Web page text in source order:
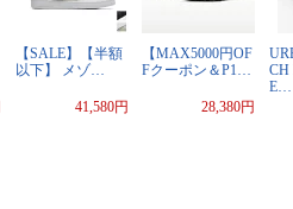
【SALE】【半額
以下】 メゾ…
41,580円
【MAX5000円OF
Fクーポン＆P1…
28,380円
CH
E…